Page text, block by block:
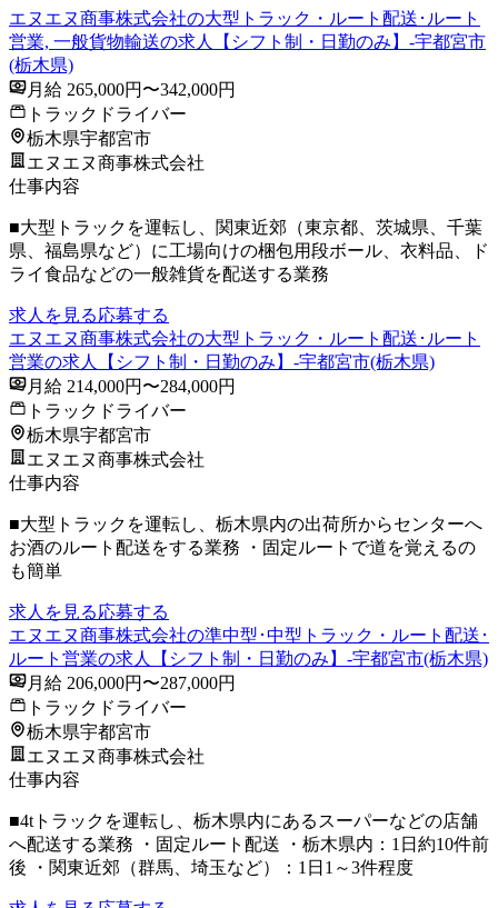
エヌエヌ商事株式会社の大型トラック・ルート配送･ルート
営業, 一般貨物輸送の求人【シフト制・日勤のみ】-宇都宮市
(栃木県)
月給 265,000円〜342,000円
トラックドライバー
栃木県宇都宮市
エヌエヌ商事株式会社
仕事内容
■大型トラックを運転し、関東近郊（東京都、茨城県、千葉
県、福島県など）に工場向けの梱包用段ボール、衣料品、ド
ライ食品などの一般雑貨を配送する業務
求人を見る応募する
エヌエヌ商事株式会社の大型トラック・ルート配送･ルート
営業の求人【シフト制・日勤のみ】-宇都宮市(栃木県)
月給 214,000円〜284,000円
トラックドライバー
栃木県宇都宮市
エヌエヌ商事株式会社
仕事内容
■大型トラックを運転し、栃木県内の出荷所からセンターへ
お酒のルート配送をする業務 ・固定ルートで道を覚えるの
も簡単
求人を見る応募する
エヌエヌ商事株式会社の準中型･中型トラック・ルート配送･
ルート営業の求人【シフト制・日勤のみ】-宇都宮市(栃木県)
月給 206,000円〜287,000円
トラックドライバー
栃木県宇都宮市
エヌエヌ商事株式会社
仕事内容
■4tトラックを運転し、栃木県内にあるスーパーなどの店舗
へ配送する業務 ・固定ルート配送 ・栃木県内：1日約10件前
後 ・関東近郊（群馬、埼玉など）：1日1～3件程度